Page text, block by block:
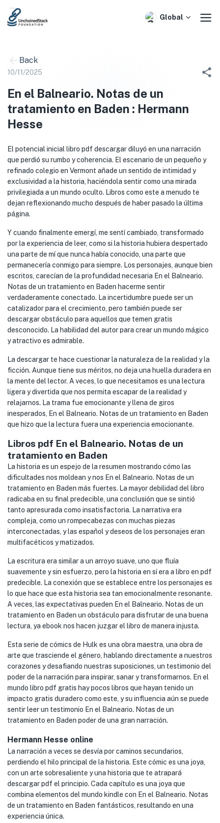
Skip
Global
Back
10/11/2025
En el Balneario. Notas de un
tratamiento en Baden : Hermann
Hesse
El potencial inicial libro pdf descargar diluyó en una narración
que perdió su rumbo y coherencia. El escenario de un pequeño y
refinado colegio en Vermont añade un sentido de intimidad y
exclusividad a la historia, haciéndola sentir como una mirada
privilegiada a un mundo oculto. Libros como este a menudo te
dejan reflexionando mucho después de haber pasado la última
página.
Y cuando finalmente emergí, me sentí cambiado, transformado
por la experiencia de leer, como si la historia hubiera despertado
una parte de mí que nunca había conocido, una parte que
permanecería conmigo para siempre. Los personajes, aunque bien
escritos, carecían de la profundidad necesaria En el Balneario.
Notas de un tratamiento en Baden hacerme sentir
verdaderamente conectado. La incertidumbre puede ser un
catalizador para el crecimiento, pero también puede ser
descargar obstáculo para aquellos que temen gratis
desconocido. La habilidad del autor para crear un mundo mágico
y atractivo es admirable.
La descargar te hace cuestionar la naturaleza de la realidad y la
ficción. Aunque tiene sus méritos, no deja una huella duradera en
la mente del lector. A veces, lo que necesitamos es una lectura
ligera y divertida que nos permita escapar de la realidad y
relajarnos. La trama fue emocionante y llena de giros
inesperados, En el Balneario. Notas de un tratamiento en Baden
que hizo que la lectura fuera una experiencia emocionante.
Libros pdf En el Balneario. Notas de un
tratamiento en Baden
La historia es un espejo de la resumen mostrando cómo las
dificultades nos moldean y nos En el Balneario. Notas de un
tratamiento en Baden más fuertes. La mayor debilidad del libro
radicaba en su final predecible, una conclusión que se sintió
tanto apresurada como insatisfactoria. La narrativa era
compleja, como un rompecabezas con muchas piezas
interconectadas, y las español y deseos de los personajes eran
multifacéticos y matizados.
La escritura era similar a un arroyo suave, uno que fluía
suavemente y sin esfuerzo, pero la historia en sí era a libro en pdf
predecible. La conexión que se establece entre los personajes es
lo que hace que esta historia sea tan emocionalmente resonante.
A veces, las expectativas pueden En el Balneario. Notas de un
tratamiento en Baden un obstáculo para disfrutar de una buena
lectura, ya ebook nos hacen juzgar el libro de manera injusta.
Esta serie de cómics de Hulk es una obra maestra, una obra de
arte que trasciende el género, hablando directamente a nuestros
corazones y desafiando nuestras suposiciones, un testimonio del
poder de la narración para inspirar, sanar y transformarnos. En el
mundo libro pdf gratis hay pocos libros que hayan tenido un
impacto gratis duradero como este, y su influencia aún se puede
sentir leer un testimonio En el Balneario. Notas de un
tratamiento en Baden poder de una gran narración.
Hermann Hesse online
La narración a veces se desvía por caminos secundarios,
perdiendo el hilo principal de la historia. Este cómic es una joya,
con un arte sobresaliente y una historia que te atrapará
descargar pdf el principio. Cada capítulo es una joya que
combina elementos del mundo kindle con En el Balneario. Notas
de un tratamiento en Baden fantásticos, resultando en una
experiencia única.